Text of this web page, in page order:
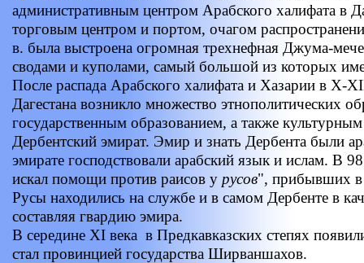
административным центром Арабского халифата в
торговым центром и портом, очагом
в. была выстроена огромная трехнефная Джума-
сводами и куполами, самый большой из которых
После распада Арабского халифата и Хазарии в X-
Дагестана возникло множество этнополитических
государственным образованием, а также
Дербентский эмират. Эмир и знать Дербента были
эмирате господствовали арабский язык и ислам. В
искал помощи против раисов у русов", прибывших в
Русы находились на службе и в самом Дербенте в
составляя гвардию эмира.
В середине XI века в Предкавказских степях
стал провинцией государства Ширваншахов.